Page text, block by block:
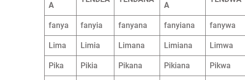
A
A
fanya fanyia fanyana fanyiana fanywa
Lima Limia Limana Limiana Limwa
Pika Pikia Pikana Pikiana Pikwa